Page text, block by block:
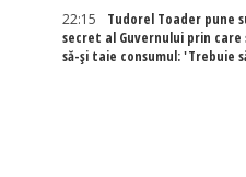
22:15
Tudorel Toader pune
secret al Guvernului prin
să-și taie consumul: 'Trebuie